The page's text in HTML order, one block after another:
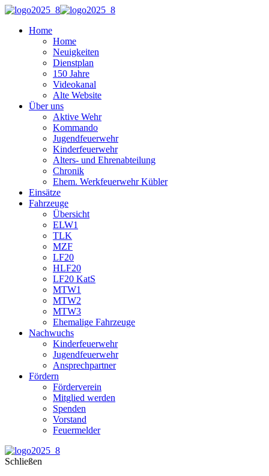
Home
Home
Neuigkeiten
Dienstplan
150 Jahre
Videokanal
Alte Website
Über uns
Aktive Wehr
Kommando
Jugendfeuerwehr
Kinderfeuerwehr
Alters- und Ehrenabteilung
Chronik
Ehem. Werkfeuerwehr Kübler
Einsätze
Fahrzeuge
Übersicht
ELW1
TLK
MZF
LF20
HLF20
LF20 KatS
MTW1
MTW2
MTW3
Ehemalige Fahrzeuge
Nachwuchs
Kinderfeuerwehr
Jugendfeuerwehr
Ansprechpartner
Fördern
Förderverein
Mitglied werden
Spenden
Vorstand
Feuermelder
Schließen